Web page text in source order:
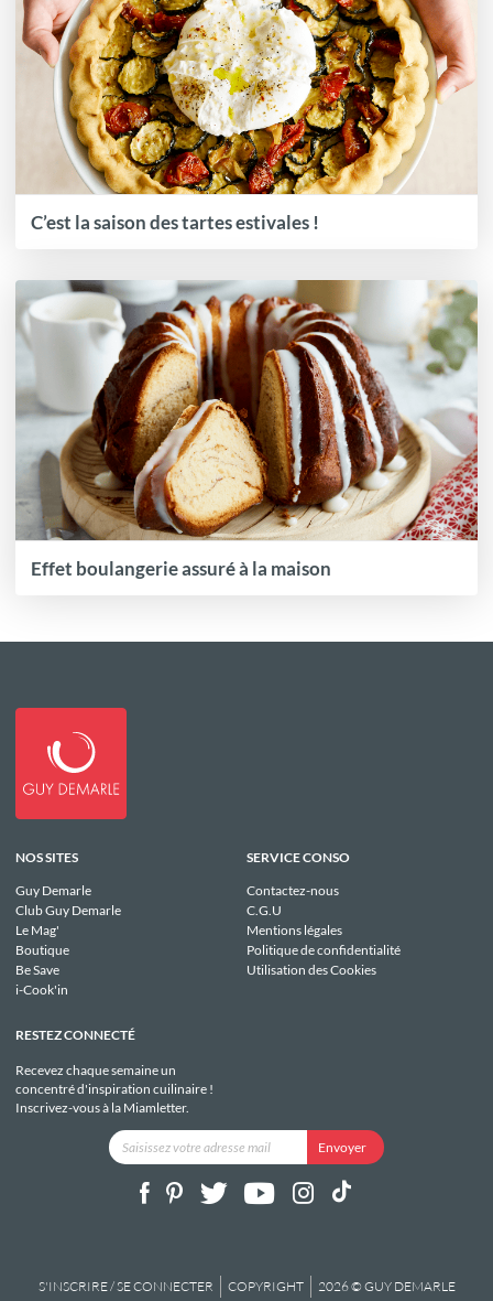
C’est la saison des tartes estivales !
Effet boulangerie assuré à la maison
NOS SITES
Guy Demarle
Club Guy Demarle
Le Mag'
Boutique
Be Save
i-Cook'in
SERVICE CONSO
Contactez-nous
C.G.U
Mentions légales
Politique de confidentialité
Utilisation des Cookies
RESTEZ CONNECTÉ
Recevez chaque semaine un
concentré d'inspiration cuilinaire !
Inscrivez-vous à la Miamletter.
S'INSCRIRE / SE CONNECTER COPYRIGHT 2026 © GUY DEMARLE